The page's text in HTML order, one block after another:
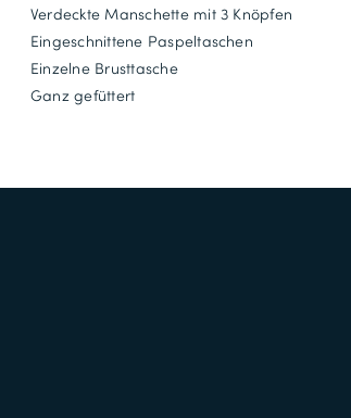
Verdeckte Manschette mit 3 Knöpfen
Eingeschnittene Paspeltaschen
Einzelne Brusttasche
Ganz gefüttert